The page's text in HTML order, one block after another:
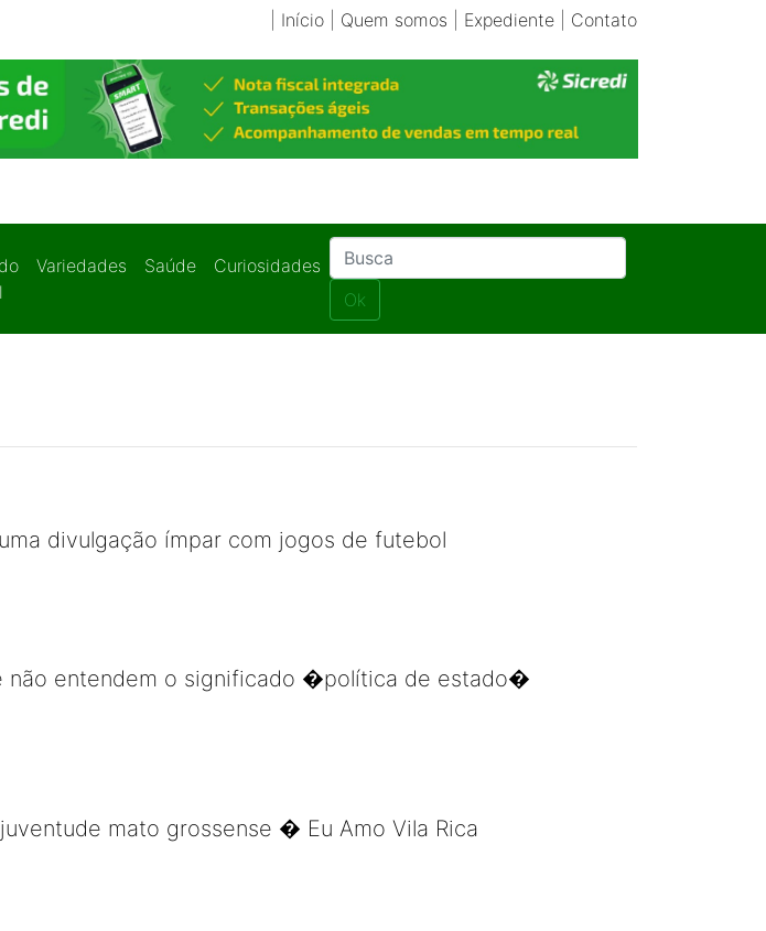
Início| Quem somos Expediente| Contato
Variedades Saúde
Curiosidades
Ok
divulgação ímpar com jogos de futebol
não entendem o significado �política de estado�
mato grossense � Eu Amo Vila Rica